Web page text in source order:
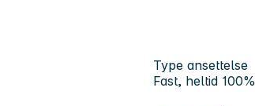
Type ansettelse
Fast, heltid 100%